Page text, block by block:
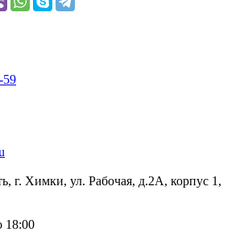
59
г. Химки, ул. Рабочая, д.2А, корпус 1,
18:00